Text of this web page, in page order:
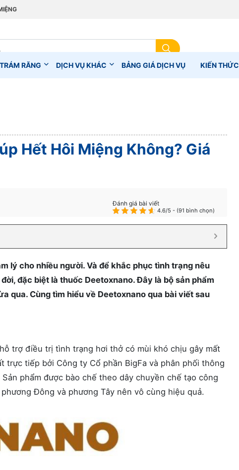
TRÁM RĂNG DỊCH VỤ KHÁC BẢNG GIÁ DỊCH VỤ KIẾN THỨC
Hết Hôi Miệng Không? Giá
Đánh giá bài viết
4.6/5 - (91 bình chọn)
lý cho nhiều người. Và để khắc phục tình trạng nêu
đặc biệt là thuốc Deetoxnano. Đây là bộ sản phẩm
qua. Cùng tìm hiểu về Deetoxnano qua bài viết sau
trợ điều trị tình trạng hơi thở có mùi khó chịu gây mất
tiếp bởi Công ty Cổ phần BigFa và phân phối thông
phẩm được bào chế theo dây chuyền chế tạo công
Đông và phương Tây nên vô cùng hiệu quả.